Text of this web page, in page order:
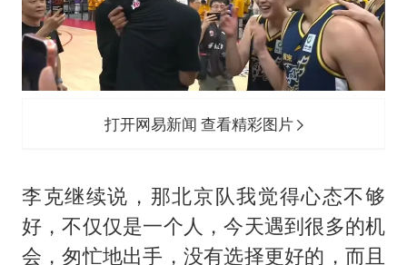
打开网易新闻 查看精彩图片
李克继续说，那北京队我觉得心态不够
好，不仅仅是一个人，今天遇到很多的机
会，匆忙地出手，没有选择更好的，而且